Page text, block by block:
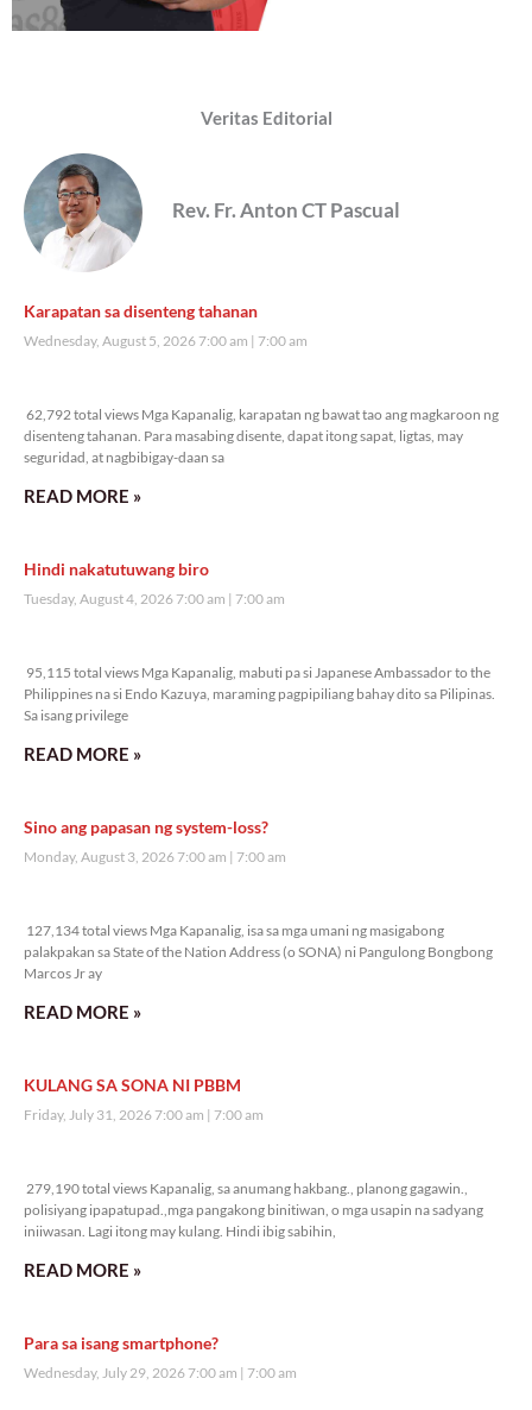
Veritas Editorial
Rev. Fr. Anton CT Pascual
Karapatan sa disenteng tahanan
Wednesday, August 5, 2026 7:00 am 7:00 am
62,792 total views Mga Kapanalig, karapatan ng bawat tao ang magkaroon ng
disenteng tahanan. Para masabing disente, dapat itong sapat, ligtas, may
seguridad, at nagbibigay-daan sa
READ MORE »
Hindi nakatutuwang biro
Tuesday, August 4, 2026 7:00 am 7:00 am
95,115 total views Mga Kapanalig, mabuti pa si Japanese Ambassador to the
Philippines na si Endo Kazuya, maraming pagpipiliang bahay dito sa Pilipinas.
Sa isang privilege
READ MORE »
Sino ang papasan ng system-loss?
Monday, August 3, 2026 7:00 am 7:00 am
127,134 total views Mga Kapanalig, isa sa mga umani ng masigabong
palakpakan sa State of the Nation Address (o SONA) ni Pangulong Bongbong
Marcos Jr ay
READ MORE »
KULANG SA SONA NI PBBM
Friday, July 31, 2026 7:00 am 7:00 am
279,190 total views Kapanalig, sa anumang hakbang., planong gagawin.,
polisiyang ipapatupad.,mga pangakong binitiwan, o mga usapin na sadyang
iniiwasan. Lagi itong may kulang. Hindi ibig sabihin,
READ MORE »
Para sa isang smartphone?
Wednesday, July 29, 2026 7:00 am 7:00 am